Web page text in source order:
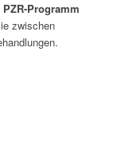
PZR-Programm
zwischen